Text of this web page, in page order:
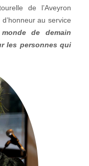
de l’Aveyron
au service
de demain
les personnes qui